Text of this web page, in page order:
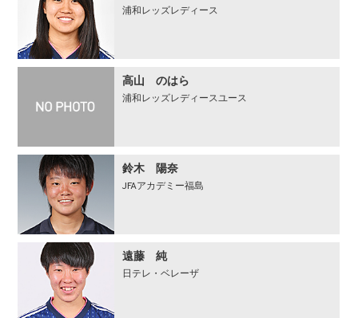
浦和レッズレディース
⾼⼭ のはら
浦和レッズレディースユース
鈴⽊ 陽奈
JFAアカデミー福島
遠藤 純
日テレ・ベレーザ